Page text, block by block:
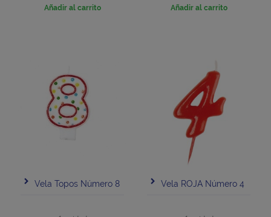
Añadir al carrito Añadir al carrito
Vela Topos Número 8 Vela ROJA Número 4